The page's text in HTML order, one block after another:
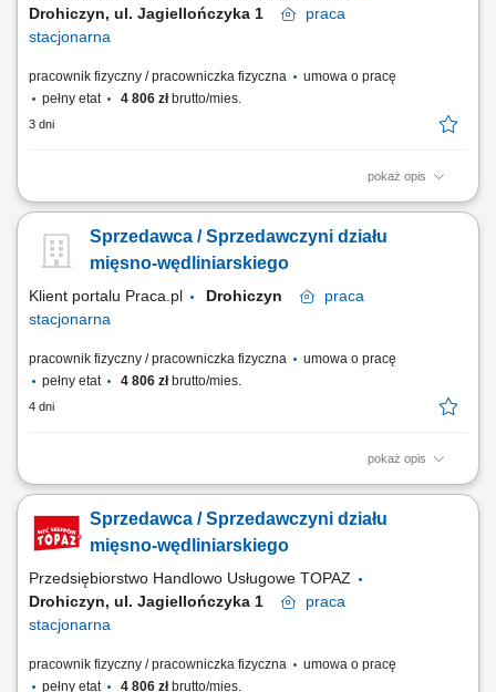
Drohiczyn, ul. Jagiellończyka 1
praca
stacjonarna
pracownik fizyczny / pracowniczka fizyczna
umowa o pracę
pełny etat
4 806 złbrutto/mies.
3 dni
pokaż opis
Twoje główne zadania: zapewnienie profesjonalnej obsługi Klientów
towarów na dziale świeżym - mięso, wędliny, sery itp. monitorowanie
terminów przydatności do spożycia aktywna sprzedaż produktów
Sprzedawca / Sprzedawczyni działu
mięsno-wędliniarskiego
Klient portalu Praca.pl Drohiczyn
praca
stacjonarna
pracownik fizyczny / pracowniczka fizyczna
umowa o pracę
pełny etat
4 806 złbrutto/mies.
4 dni
pokaż opis
obsługa klientów w obszarze produktów mięsno-wędliniarskich; dbanie
terminów przydatności produktów; aktywne wsparcie sprzedaży i
doradztwo dla klientów; utrzymywanie czystości oraz standardów
Sprzedawca / Sprzedawczyni działu
mięsno-wędliniarskiego
Przedsiębiorstwo Handlowo Usługowe TOPAZ
Drohiczyn, ul. Jagiellończyka 1
praca
stacjonarna
pracownik fizyczny / pracowniczka fizyczna
umowa o pracę
pełny etat
4 806 złbrutto/mies.